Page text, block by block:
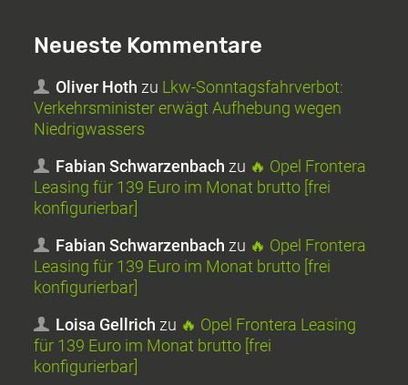
Neueste Kommentare
Oliver Hoth zu Lkw-Sonntagsfahrverbot:
Verkehrsminister erwägt Aufhebung wegen
Niedrigwassers
Fabian Schwarzenbach zu 🔥 Opel Frontera
Leasing für 139 Euro im Monat brutto [frei
konfigurierbar]
Fabian Schwarzenbach zu 🔥 Opel Frontera
Leasing für 139 Euro im Monat brutto [frei
konfigurierbar]
Loisa Gellrich zu 🔥 Opel Frontera Leasing
für 139 Euro im Monat brutto [frei
konfigurierbar]